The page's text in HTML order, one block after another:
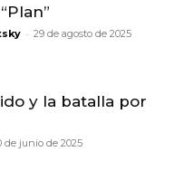
- 29 de agosto de 2025
y la batalla por
de junio de 2025